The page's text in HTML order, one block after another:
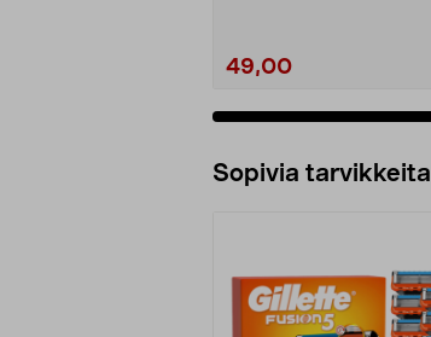
49,00
Sopivia tarvikkeita